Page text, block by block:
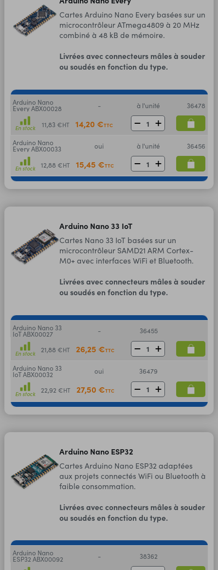
Cartes Arduino Nano Every basées sur un
microcontrôleur ATmega4809 à 20 MHz
combiné à 48 kB de mémoire.
Livrées avec connecteurs mâles à souder
ou soudés en fonction du type.
Arduino Nano
Every ABX00028 - à l'unité 36478
En stock 11,83 €HT 14,20 €TTC
Arduino Nano
Every ABX00033 oui à l'unité 36456
En stock 12,88 €HT 15,45 €TTC
Arduino Nano 33 IoT
Cartes Nano 33 IoT basées sur un
microcontrôleur SAMD21 ARM Cortex-
M0+ avec interfaces WiFi et Bluetooth.
Livrées avec connecteurs mâles à souder
ou soudés en fonction du type.
Arduino Nano 33
IoT ABX00027 - 36455
En stock 21,88 €HT 26,25 €TTC
Arduino Nano 33
IoT ABX00032 oui 36479
En stock 22,92 €HT 27,50 €TTC
Arduino Nano ESP32
Cartes Arduino Nano ESP32 adaptées
aux projets connectés WiFi ou Bluetooth à
faible consommation.
Livrées avec connecteurs mâles à souder
ou soudés en fonction du type.
Arduino Nano
ESP32 ABX00092 - 38362